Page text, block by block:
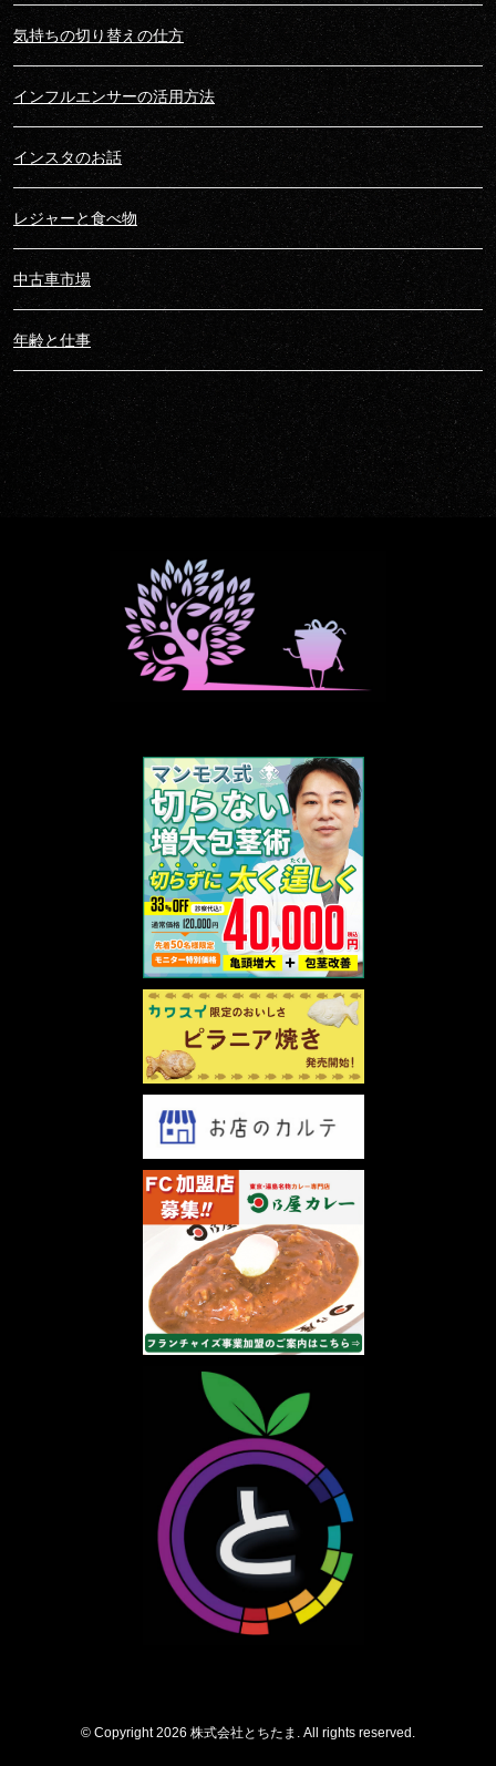
気持ちの切り替えの仕方
インフルエンサーの活用方法
インスタのお話
レジャーと食べ物
中古車市場
年齢と仕事
© Copyright 2026 株式会社とちたま. All rights reserved.